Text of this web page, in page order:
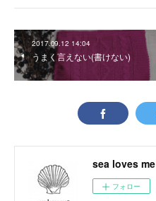
2017.09.12 14:04
うまく言えない(書けない)
sea loves me
フォロー